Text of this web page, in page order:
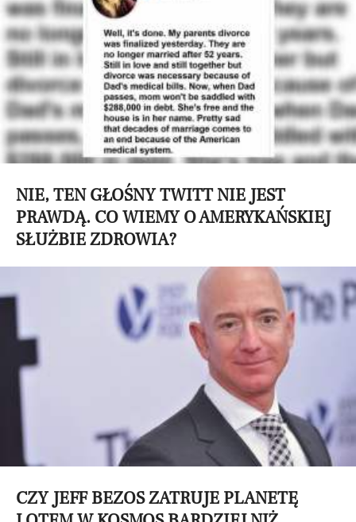
NIE, TEN GŁOŚNY TWITT NIE JEST
PRAWDĄ. CO WIEMY O AMERYKAŃSKIEJ
SŁUŻBIE ZDROWIA?
CZY JEFF BEZOS ZATRUJE PLANETĘ